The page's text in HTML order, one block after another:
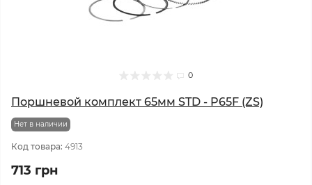
0
Поршневой комплект 65мм STD - P65F (ZS)
Нет в наличии
Код товара: 4913
713 грн